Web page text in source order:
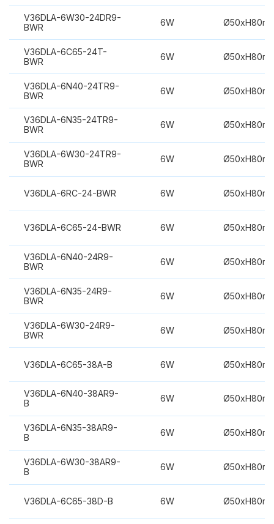
V36DLA-6W30-24DR9-
BWR
6W
V36DLA-6C65-24T-
BWR
6W
V36DLA-6N40-24TR9-
BWR
6W
V36DLA-6N35-24TR9-
BWR
6W
V36DLA-6W30-24TR9-
BWR
6W
V36DLA-6RC-24-BWR 6W
V36DLA-6C65-24-BWR 6W
V36DLA-6N40-24R9-
BWR
6W
V36DLA-6N35-24R9-
BWR
6W
V36DLA-6W30-24R9-
BWR
6W
V36DLA-6C65-38A-B 6W
V36DLA-6N40-38AR9-
B
6W
V36DLA-6N35-38AR9-
B
6W
V36DLA-6W30-38AR9-
B
6W
V36DLA-6C65-38D-B 6W